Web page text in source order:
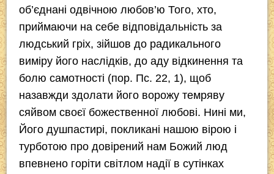
об’єднані одвічною любов’ю Того, хто,
приймаючи на себе відповідальність за
людський гріх, зійшов до радикального
виміру його наслідків, до аду відкинення та
болю самотності (пор. Пс. 22, 1), щоб
назавжди здолати його ворожу темряву
сяйвом своєї божественної любові. Нині ми,
Його душпастирі, покликані нашою вірою і
турботою про довірений нам Божий люд
впевнено горіти світлом надії в сутінках